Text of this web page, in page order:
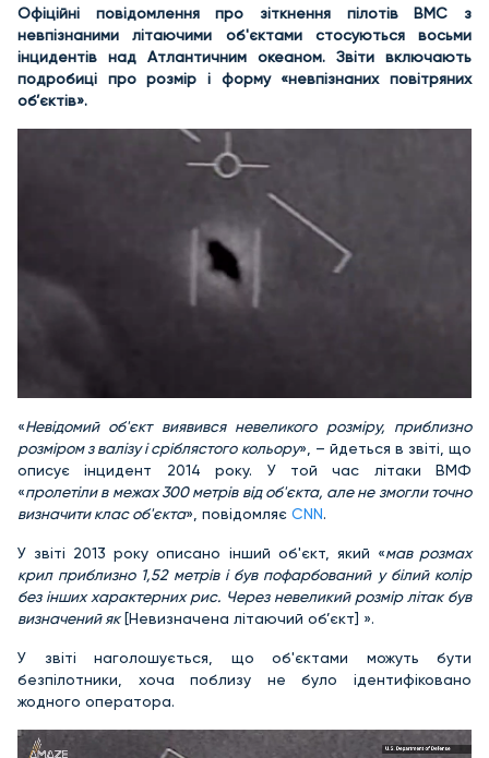
Офіційні повідомлення про зіткнення пілотів ВМС з
невпізнаними літаючими об'єктами стосуються восьми
інцидентів над Атлантичним океаном. Звіти включають
подробиці про розмір і форму «невпізнаних повітряних
об’єктів».
«Невідомий об'єкт виявився невеликого розміру, приблизно
розміром з валізу і сріблястого кольору», – йдеться в звіті, що
описує інцидент 2014 року. У той час літаки ВМФ
«пролетіли в межах 300 метрів від об'єкта, але не змогли точно
визначити клас об'єкта», повідомляє CNN.
У звіті 2013 року описано інший об'єкт, який «мав розмах
крил приблизно 1,52 метрів і був пофарбований у білий колір
без інших характерних рис. Через невеликий розмір літак був
визначений як[Невизначена літаючий об’єкт] ».
У звіті наголошується, що об'єктами можуть бути
безпілотники, хоча поблизу не було ідентифіковано
жодного оператора.